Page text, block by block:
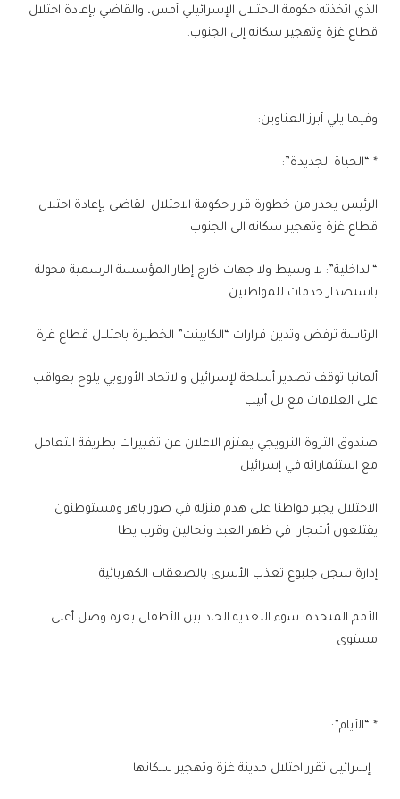
الذي اتخذته حكومة الاحتلال الإسرائيلي أمس، والقاضي بإعادة احتلال
قطاع غزة وتهجير سكانه إلى الجنوب.
وفيما يلي أبرز العناوين:
* “الحياة الجديدة”:
الرئيس يحذر من خطورة قرار حكومة الاحتلال القاضي بإعادة احتلال
قطاع غزة وتهجير سكانه الى الجنوب
“الداخلية”: لا وسيط ولا جهات خارج إطار المؤسسة الرسمية مخولة
باستصدار خدمات للمواطنين
الرئاسة ترفض وتدين قرارات “الكابينت” الخطيرة باحتلال قطاع غزة
ألمانيا توقف تصدير أسلحة لإسرائيل والاتحاد الأوروبي يلوح بعواقب
على العلاقات مع تل أبيب
صندوق الثروة النرويجي يعتزم الاعلان عن تغييرات بطريقة التعامل
مع استثماراته في إسرائيل
الاحتلال يجبر مواطنا على هدم منزله في صور باهر ومستوطنون
يقتلعون أشجارا في ظهر العبد ونحالين وقرب يطا
إدارة سجن جلبوع تعذب الأسرى بالصعقات الكهربائية
الأمم المتحدة: سوء التغذية الحاد بين الأطفال بغزة وصل أعلى
مستوى
* “الأيام”:
إسرائيل تقرر احتلال مدينة غزة وتهجير سكانها